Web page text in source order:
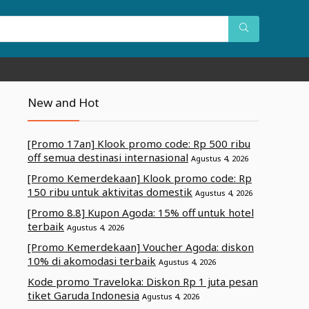
New and Hot
[Promo 17an] Klook promo code: Rp 500 ribu
off semua destinasi internasional Agustus 4, 2026
[Promo Kemerdekaan] Klook promo code: Rp
150 ribu untuk aktivitas domestik Agustus 4, 2026
[Promo 8.8] Kupon Agoda: 15% off untuk hotel
terbaik Agustus 4, 2026
[Promo Kemerdekaan] Voucher Agoda: diskon
10% di akomodasi terbaik Agustus 4, 2026
Kode promo Traveloka: Diskon Rp 1 juta pesan
tiket Garuda Indonesia Agustus 4, 2026